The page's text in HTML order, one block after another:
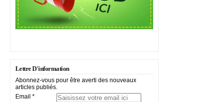
Lettre D'information
Abonnez-vous pour être averti des nouveaux
articles publiés.
Email